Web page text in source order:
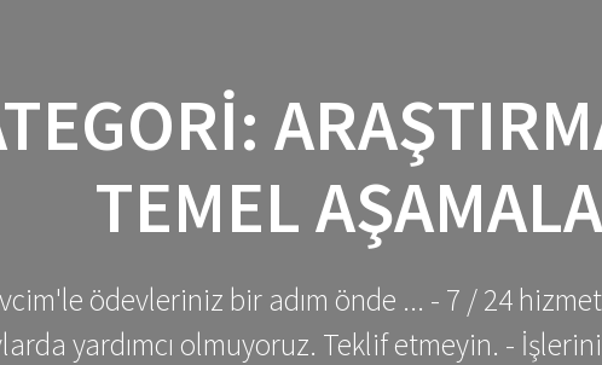
TEMEL
ödevleriniz bir adım önde ... - 7 / 24
yardımcı olmuyoruz. Teklif etmeyin. -